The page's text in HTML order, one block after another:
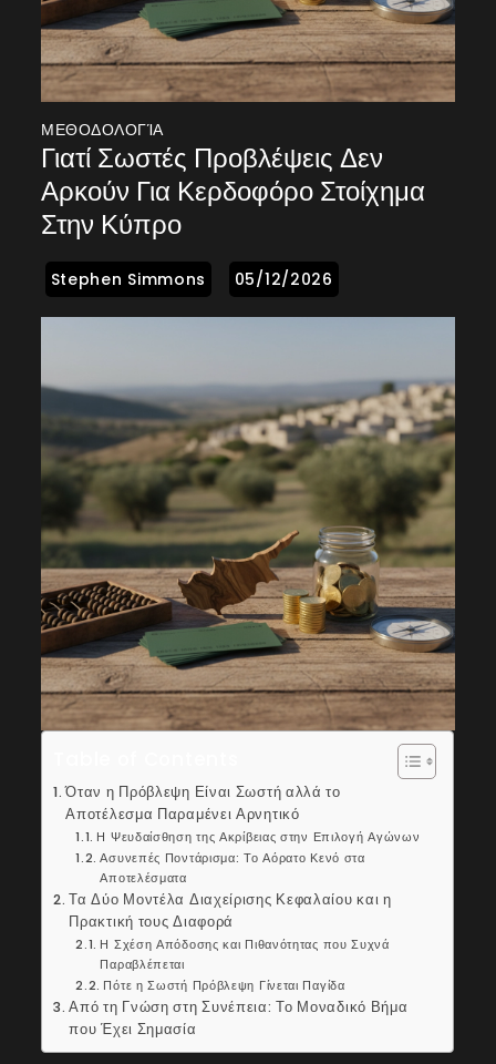
ΜΕΘΟΔΟΛΟΓΊΑ
Γιατί Σωστές Προβλέψεις Δεν
Αρκούν Για Κερδοφόρο Στοίχημα
Στην Κύπρο
Όταν η Πρόβλεψη Είναι Σωστή αλλά το
Αποτέλεσμα Παραμένει Αρνητικό
Η Ψευδαίσθηση της Ακρίβειας στην Επιλογή Αγώνων
Ασυνεπές Ποντάρισμα: Το Αόρατο Κενό στα
Αποτελέσματα
Τα Δύο Μοντέλα Διαχείρισης Κεφαλαίου και η
Πρακτική τους Διαφορά
Η Σχέση Απόδοσης και Πιθανότητας που Συχνά
Παραβλέπεται
Πότε η Σωστή Πρόβλεψη Γίνεται Παγίδα
Από τη Γνώση στη Συνέπεια: Το Μοναδικό Βήμα
που Έχει Σημασία